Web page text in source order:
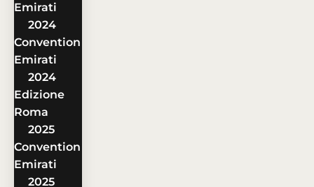
Emirati
2024
Convention
Emirati
2024
Edizione
Roma
2025
Convention
Emirati
2025